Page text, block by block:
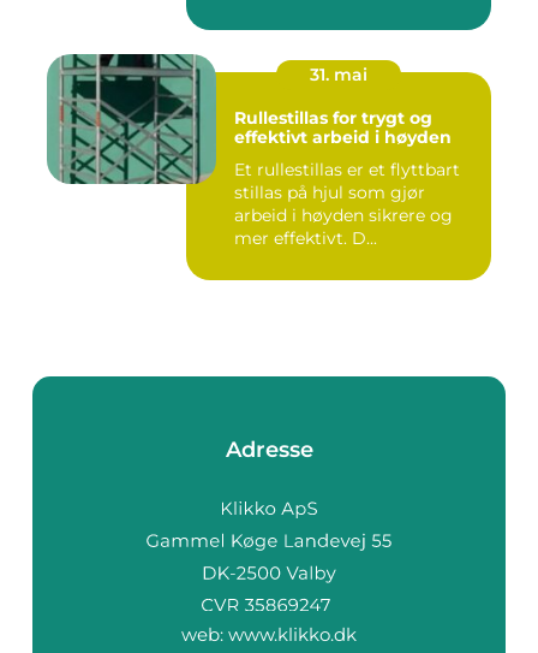
31. mai
Rullestillas for trygt og
effektivt arbeid i høyden
Et rullestillas er et flyttbart
stillas på hjul som gjør
arbeid i høyden sikrere og
mer effektivt. D...
Adresse
web: www.klikko.dk